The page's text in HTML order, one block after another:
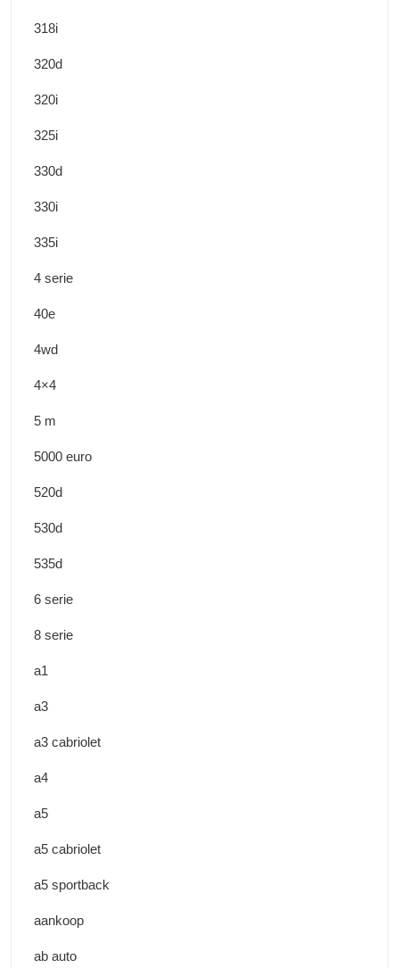
318i
320d
320i
325i
330d
330i
335i
4 serie
40e
4wd
4×4
5 m
5000 euro
520d
530d
535d
6 serie
8 serie
a1
a3
a3 cabriolet
a4
a5
a5 cabriolet
a5 sportback
aankoop
ab auto